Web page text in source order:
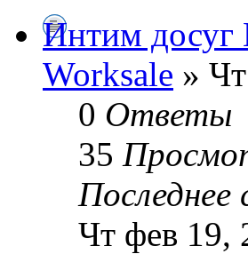
Интим досуг
Worksale »
0 Ответы
35
Чт фев 19,